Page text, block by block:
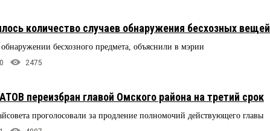
количество случаев обнаружения бесхозных вещей
бесхозного предмета, объяснили в мэрии
0 2475
переизбран главой Омского района на третий срок
проголосовали за продление полномочий действующего главы